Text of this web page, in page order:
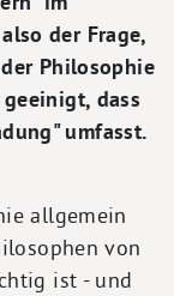
der Frage,
Philosophie
dass
umfasst.
allgemein
von
ist - und